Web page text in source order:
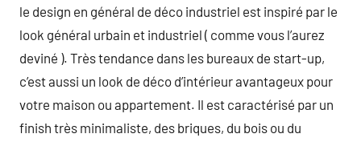
le design en général de déco industriel est inspiré par le
look général urbain et industriel ( comme vous l’aurez
deviné ). Très tendance dans les bureaux de start-up,
c’est aussi un look de déco d’intérieur avantageux pour
votre maison ou appartement. Il est caractérisé par un
finish très minimaliste, des briques, du bois ou du